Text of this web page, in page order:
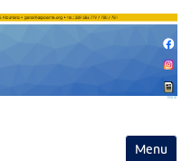
Toggle